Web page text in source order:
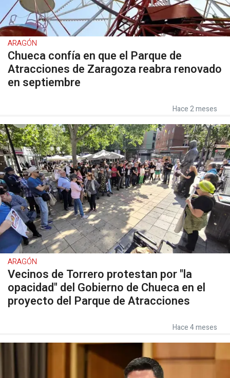
ARAGÓN
Chueca confía en que el Parque de
Atracciones de Zaragoza reabra renovado
en septiembre
Hace 2 meses
ARAGÓN
Vecinos de Torrero protestan por "la
opacidad" del Gobierno de Chueca en el
proyecto del Parque de Atracciones
Hace 4 meses